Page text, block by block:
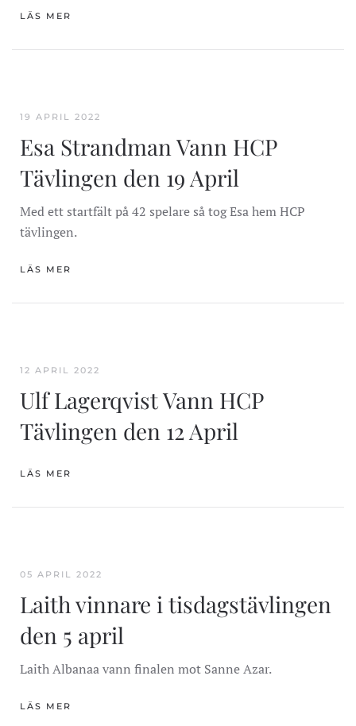
LÄS MER
19 APRIL 2022
Esa Strandman Vann HCP
Tävlingen den 19 April
Med ett startfält på 42 spelare så tog Esa hem HCP
tävlingen.
LÄS MER
12 APRIL 2022
Ulf Lagerqvist Vann HCP
Tävlingen den 12 April
LÄS MER
05 APRIL 2022
Laith vinnare i tisdagstävlingen
den 5 april
Laith Albanaa vann finalen mot Sanne Azar.
LÄS MER